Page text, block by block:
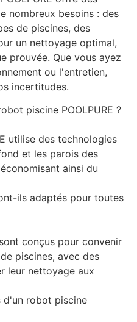
nombreux besoins : des
de piscines, des
un nettoyage optimal,
prouvée. Que vous ayez
ou l'entretien,
incertitudes.
piscine POOLPURE ?
utilise des technologies
et les parois des
ainsi du
ils adaptés pour toutes
conçus pour convenir
piscines, avec des
leur nettoyage aux
d'un robot piscine